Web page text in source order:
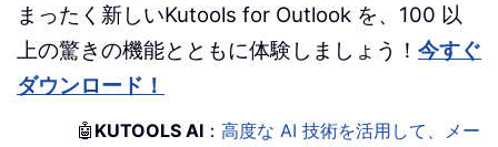
まったく新しいKutools for Outlook を、100 以
上の驚きの機能とともに体験しましょう！ 今すぐ
ダウンロード！
🤖 KUTOOLS AI ：高度な AI 技術を活用して、メー